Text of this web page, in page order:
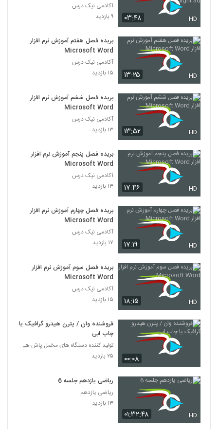
۰۳:۴۸ HD
آکادمی نیک درس
۹ بازدید
۱۳:۲۵ HD
بریده فصل هفتم آموزش نرم افزار
Microsoft Word
آکادمی نیک درس
۱۵ بازدید
۱۳:۵۲ HD
بریده فصل ششم آموزش نرم افزار
Microsoft Word
آکادمی نیک درس
۱۳ بازدید
۱۷:۴۶ HD
بریده فصل پنجم آموزش نرم افزار
Microsoft Word
آکادمی نیک درس
۱۳ بازدید
۱۷:۱۹ HD
بریده فصل چهارم آموزش نرم افزار
Microsoft Word
آکادمی نیک درس
۱۷ بازدید
۱۸:۱۵ HD
بریده فصل سوم آموزش نرم افزار
Microsoft Word
آکادمی نیک درس
۱۵ بازدید
۰۰:۰۸
فروشنده وان / پترن هیدرو گرافیک یا
چاپ ابی
تولید کننده دستگاه های مخمل پاش-هیدروگرافیک-ابکاری
۲۵ بازدید
۰۱:۳۲:۴۸ HD
ریاضی یازدهم جلسه 6
ریاضی یازدهم
۱۳ بازدید